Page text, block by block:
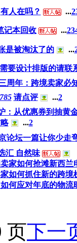
有人在吗？ ...2
记本回收 ...23
是被淘汰了的 ...
要设计排版的请联
周年：跨境卖家必
请点评
...2
：从优惠券到抽黄
...2
论坛一篇让你少走
汇 自然味
家如何抢滩新西兰
如何抓住新的跨境
何应对年底的物流
页下一